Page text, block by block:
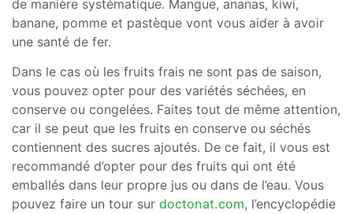
de manière systématique. Mangue, ananas, kiwi,
banane, pomme et pastèque vont vous aider à avoir
une santé de fer.
Dans le cas où les fruits frais ne sont pas de saison,
vous pouvez opter pour des variétés séchées, en
conserve ou congelées. Faites tout de même attention,
car il se peut que les fruits en conserve ou séchés
contiennent des sucres ajoutés. De ce fait, il vous est
recommandé d’opter pour des fruits qui ont été
emballés dans leur propre jus ou dans de l’eau. Vous
pouvez faire un tour sur doctonat.com, l’encyclopédie